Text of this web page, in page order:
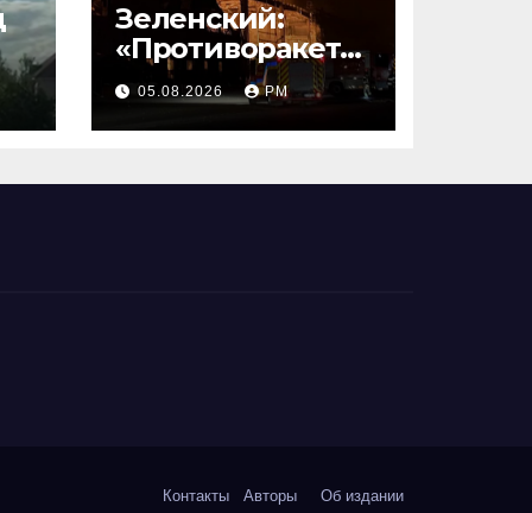
Зеленский:
«Противоракетн
ые средства
могли бы спасти
погибших
05.08.2026 РМ
Контакты Авторы Об издании